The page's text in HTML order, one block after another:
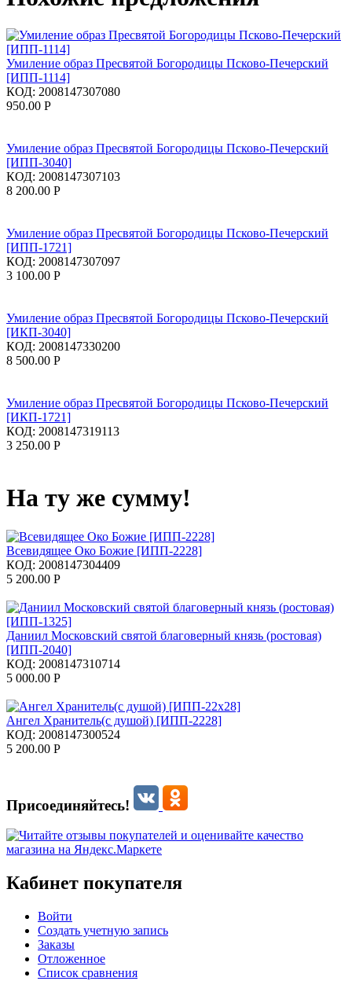
Умиление образ Пресвятой Богородицы Псково-Печерский
[ИПП-1114]
КОД: 2008147307080
950.00 Р
Умиление образ Пресвятой Богородицы Псково-Печерский
[ИПП-3040]
КОД: 2008147307103
8 200.00 Р
Умиление образ Пресвятой Богородицы Псково-Печерский
[ИПП-1721]
КОД: 2008147307097
3 100.00 Р
Умиление образ Пресвятой Богородицы Псково-Печерский
[ИКП-3040]
КОД: 2008147330200
8 500.00 Р
Умиление образ Пресвятой Богородицы Псково-Печерский
[ИКП-1721]
КОД: 2008147319113
3 250.00 Р
На ту же сумму!
Всевидящее Око Божие [ИПП-2228]
КОД: 2008147304409
5 200.00 Р
Даниил Московский святой благоверный князь (ростовая)
[ИПП-2040]
КОД: 2008147310714
5 000.00 Р
Ангел Хранитель(с душой) [ИПП-2228]
КОД: 2008147300524
5 200.00 Р
Присоединяйтесь!
Кабинет покупателя
Войти
Создать учетную запись
Заказы
Отложенное
Список сравнения